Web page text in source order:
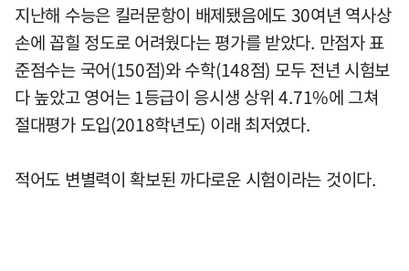
지난해 수능은 킬러문항이 배제됐음에도 30여년 역사상
손에 꼽힐 정도로 어려웠다는 평가를 받았다. 만점자 표
준점수는 국어(150점)와 수학(148점) 모두 전년 시험보
다 높았고 영어는 1등급이 응시생 상위 4.71%에 그쳐
절대평가 도입(2018학년도) 이래 최저였다.
적어도 변별력이 확보된 까다로운 시험이라는 것이다.